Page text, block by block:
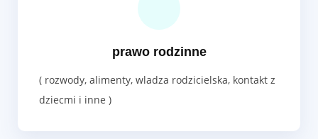
prawo rodzinne
( rozwody, alimenty, wladza rodzicielska, kontakt z
dziecmi i inne )